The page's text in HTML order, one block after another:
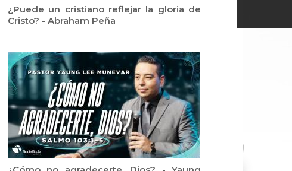
¿Puede un cristiano reflejar la gloria de
Cristo? - Abraham Peña